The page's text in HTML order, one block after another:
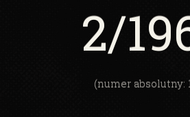
2/
(numer absolutny: